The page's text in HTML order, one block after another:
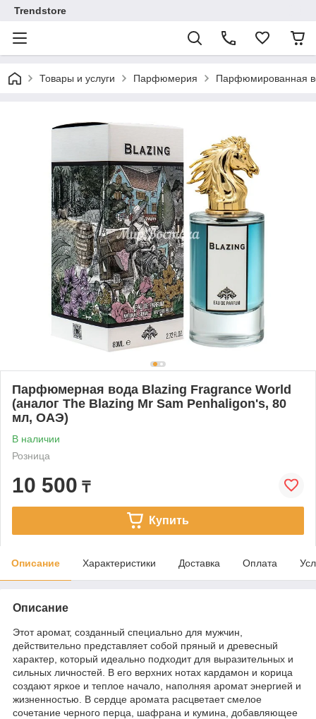
Trendstore
Товары и услуги Парфюмерия Парфюмированная
Парфюмерная вода Blazing Fragrance World
(аналог The Blazing Mr Sam Penhaligon's, 80
мл, ОАЭ)
В наличии
Розница
10 500 ₸
Купить
Описание Характеристики Доставка Оплата
Описание
Этот аромат, созданный специально для мужчин,
действительно представляет собой пряный и древесный
характер, который идеально подходит для выразительных и
сильных личностей. В его верхних нотах кардамон и корица
создают яркое и теплое начало, наполняя аромат энергией и
жизненностью. В сердце аромата расцветает смелое
сочетание черного перца, шафрана и кумина, добавляющее